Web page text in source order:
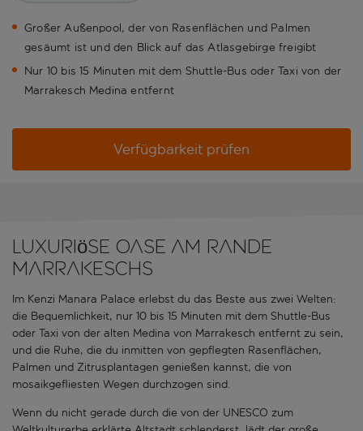
Großer Außenpool, der von Rasenflächen und Palmen
gesäumt ist und den Blick auf das Atlasgebirge freigibt
Nur 10 bis 15 Minuten mit dem Shuttle-Bus oder Taxi von der
Marrakesch Medina entfernt
Verfügbarkeit prüfen
Luxuriöse Oase am Rande
Marrakeschs
Im Kenzi Manara Palace erlebst du das Beste aus zwei Welten:
die Bequemlichkeit, nur 10 bis 15 Minuten mit dem Shuttle-Bus
oder Taxi von der alten Medina von Marrakesch entfernt zu sein,
und die Ruhe, die du inmitten von gepflegten Rasenflächen,
Palmen und Zitrusplantagen genießen kannst, die von
mosaikgefliesten Wegen durchzogen sind.
Wenn du nicht gerade durch die von der UNESCO zum